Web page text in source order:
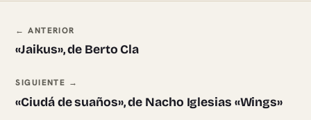
Navegación ente pieces
← ANTERIOR
«Jaikus», de Berto Cla
SIGUIENTE →
«Ciudá de suaños», de Nacho Iglesias «Wings»